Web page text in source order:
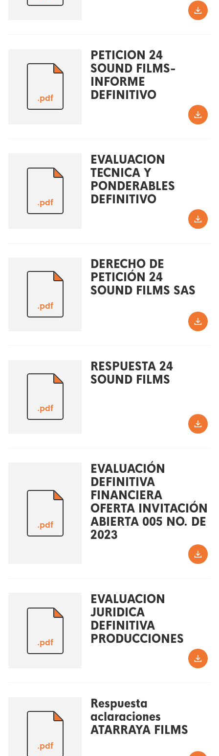
.pdf
PETICION 24
SOUND FILMS-
INFORME
DEFINITIVO
.pdf
EVALUACION
TECNICA Y
PONDERABLES
DEFINITIVO
.pdf
DERECHO DE
PETICIÓN 24
SOUND FILMS SAS
.pdf
RESPUESTA 24
SOUND FILMS
.pdf
EVALUACIÓN
DEFINITIVA
FINANCIERA
OFERTA INVITACIÓN
ABIERTA 005 NO. DE
2023
.pdf
EVALUACION
JURIDICA
DEFINITIVA
PRODUCCIONES
.pdf
Respuesta
aclaraciones
ATARRAYA FILMS